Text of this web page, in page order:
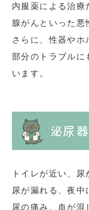
内服薬による治療
腺がんといった悪
さらに、性器やホ
部分のトラブルに
います。
泌尿
トイレが近い、尿
尿が漏れる、夜中
尿の痛み、血が混